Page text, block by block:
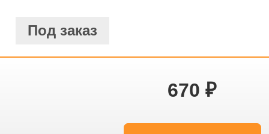
Под заказ
670 ₽